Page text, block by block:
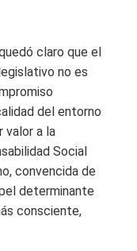
claro que el
no es
del entorno
valor a la
Social
convencida de
determinante
consciente,